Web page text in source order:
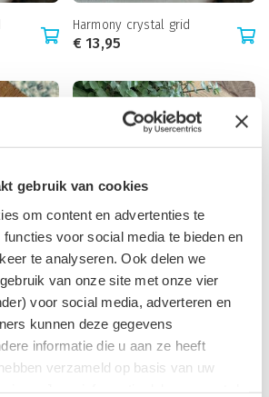
gebruik van cookies
om content en advertenties te
voor social media te bieden en
te analyseren. Ook delen we
van onze site met onze vier
voor social media, adverteren en
kunnen deze gegevens
informatie die u aan ze heeft
verzameld op basis van uw
Harmony crystal grid
€13,95
Kristalgrid voor ruimte, 8
bergkristal punten
€29,50